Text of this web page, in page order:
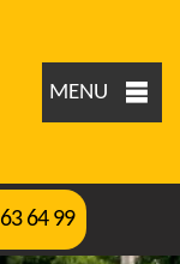
MENU
64 99